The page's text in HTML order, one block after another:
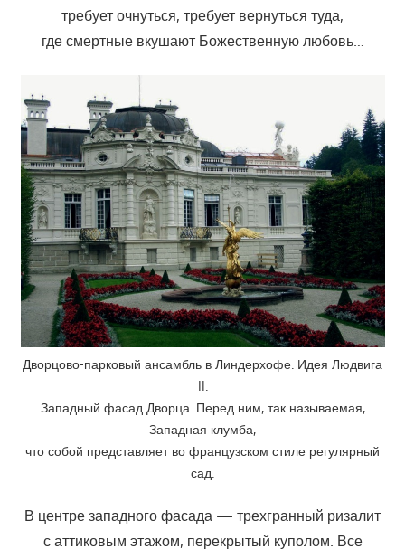
требует очнуться, требует вернуться туда,
где смертные вкушают Божественную любовь…
Дворцово-парковый ансамбль в Линдерхофе. Идея Людвига
II.
Западный фасад Дворца. Перед ним, так называемая,
Западная клумба,
что собой представляет во французском стиле регулярный
сад.
В центре западного фасада — трехгранный ризалит
с аттиковым этажом, перекрытый куполом. Все